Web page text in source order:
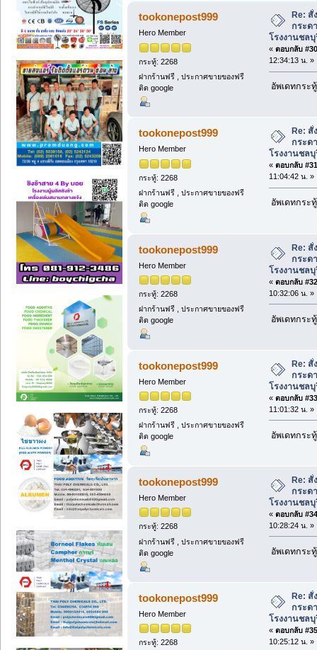
โรงงานชลบุรี (อ่าน 2894 ครั้ง)
tookonepost999
Hero Member
กระทู้: 2268
ฝากร้านฟรี , ประกาศขายของฟรี
ติด google
Re: สั่
กระด
โรงงานชลบุ
« ตอบกลับ
12:34:13 น. »
อัพเดทกระทู้
tookonepost999
Hero Member
กระทู้: 2268
ฝากร้านฟรี , ประกาศขายของฟรี
ติด google
Re: สั่
กระด
โรงงานชลบุ
« ตอบกลับ
11:04:42 น. »
อัพเดทกระทู้
tookonepost999
Hero Member
กระทู้: 2268
ฝากร้านฟรี , ประกาศขายของฟรี
ติด google
Re: สั่
กระด
โรงงานชลบุ
« ตอบกลับ
10:32:06 น. »
อัพเดทกระทู้
tookonepost999
Hero Member
กระทู้: 2268
ฝากร้านฟรี , ประกาศขายของฟรี
ติด google
Re: สั่
กระด
โรงงานชลบุ
« ตอบกลับ
11:01:32 น. »
อัพเดทกระทู้
tookonepost999
Hero Member
กระทู้: 2268
ฝากร้านฟรี , ประกาศขายของฟรี
ติด google
Re: สั่
กระด
โรงงานชลบุ
« ตอบกลับ
10:28:24 น. »
อัพเดทกระทู้
tookonepost999
Hero Member
กระทู้: 2268
Re: สั่
กระด
โรงงานชลบุ
« ตอบกลับ
10:25:12 น. »